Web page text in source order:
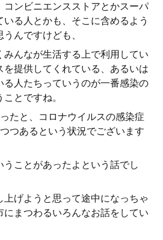
コンビニエンスストアとかスーパ
る人とかも、そこに含めるよう
んですけども、
みんなが生活する上で利用してい
を提供してくれている、あるいは
る人たちっていうのが一番感染の
とですね。
たと、コロナウイルスの感染症
つあるという状況でございます
ことがあったよという話でし
げようと思って途中になっちゃ
にまつわるいろんなお話をしてい